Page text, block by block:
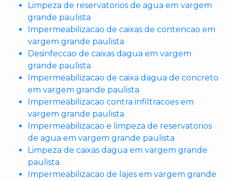
Limpeza de reservatorios de agua em vargem
grande paulista
Impermeabilizacao de caixas de contencao em
vargem grande paulista
Desinfeccao de caixas dagua em vargem
grande paulista
Impermeabilizacao de caixa dagua de concreto
em vargem grande paulista
Impermeabilizacao contra infiltracoes em
vargem grande paulista
Impermeabilizacao e limpeza de reservatorios
de agua em vargem grande paulista
Limpeza de caixas dagua em vargem grande
paulista
Impermeabilizacao de lajes em vargem grande